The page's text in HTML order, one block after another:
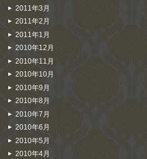
2011年3月
2011年2月
2011年1月
2010年12月
2010年11月
2010年10月
2010年9月
2010年8月
2010年7月
2010年6月
2010年5月
2010年4月